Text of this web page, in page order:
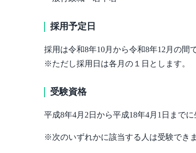
採用予定日
採用は令和8年10月から令和8年12月の間
※ただし採用日は各月の１日とします。
受験資格
平成8年4月2日から平成18年4月1日までに
※次のいずれかに該当する人は受験できま